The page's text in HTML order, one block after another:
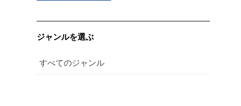
ジャンルを選ぶ
すべてのジャンル